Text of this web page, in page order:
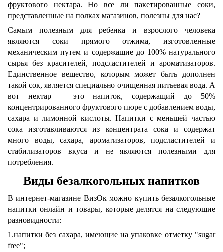
фруктового нектара. Но все ли пакетированные соки,
представленные на полках магазинов, полезны для нас?
Самым полезным для ребенка и взрослого человека
являются соки прямого отжима, изготовленные
механическим путем и содержащие до 100% натурального
сырья без красителей, подсластителей и ароматизаторов.
Единственное вещество, которым может быть дополнен
такой сок, является специально очищенная питьевая вода. А
вот нектар – это напиток, содержащий до 50%
концентрированного фруктового пюре с добавлением воды,
сахара и лимонной кислоты. Напитки с меньшей частью
сока изготавливаются из концентрата сока и содержат
много воды, сахара, ароматизаторов, подсластителей и
стабилизаторов вкуса и не являются полезными для
потребления.
Виды безалкогольных напитков
В интернет-магазине ВизОк можно купить безалкогольные
напитки онлайн и товары, которые делятся на следующие
разновидности:
1.напитки без сахара, имеющие на упаковке отметку "sugar
free";